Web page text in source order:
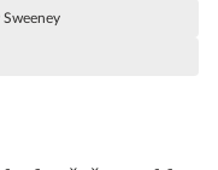
Sweeney